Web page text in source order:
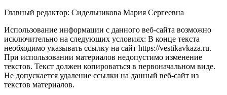
Главный редактор: Сидельникова Мария Сергеевна
Использование информации с данного веб-сайта возможно
исключительно на следующих условиях: В конце текста
необходимо указывать ссылку на сайт https://vestikavkaza.ru.
При использовании материалов недопустимо изменение
текстов. Текст должен копироваться в первоначальном виде.
Не допускается удаление ссылки на данный веб-сайт из
текстов материалов.